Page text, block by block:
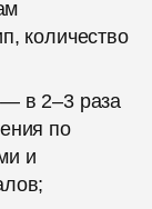
количество
в 2–3 раза
по
и